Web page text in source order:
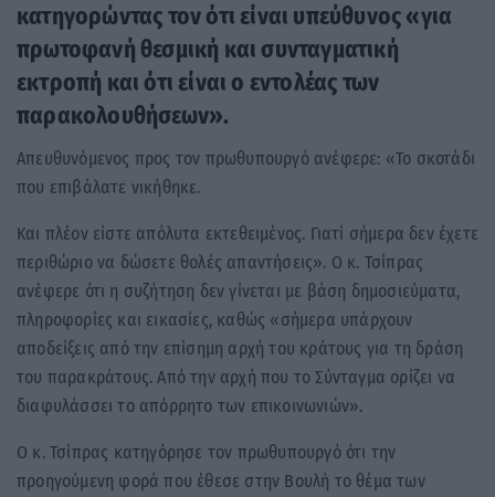
κατηγορώντας τον ότι είναι υπεύθυνος «για
πρωτοφανή θεσμική και συνταγματική
εκτροπή και ότι είναι ο εντολέας των
παρακολουθήσεων».
Απευθυνόμενος προς τον πρωθυπουργό ανέφερε: «Το σκοτάδι
που επιβάλατε νικήθηκε.
Και πλέον είστε απόλυτα εκτεθειμένος. Γιατί σήμερα δεν έχετε
περιθώριο να δώσετε θολές απαντήσεις». Ο κ. Τσίπρας
ανέφερε ότι η συζήτηση δεν γίνεται με βάση δημοσιεύματα,
πληροφορίες και εικασίες, καθώς «σήμερα υπάρχουν
αποδείξεις από την επίσημη αρχή του κράτους για τη δράση
του παρακράτους. Από την αρχή που το Σύνταγμα ορίζει να
διαφυλάσσει το απόρρητο των επικοινωνιών».
Ο κ. Τσίπρας κατηγόρησε τον πρωθυπουργό ότι την
προηγούμενη φορά που έθεσε στην Βουλή το θέμα των